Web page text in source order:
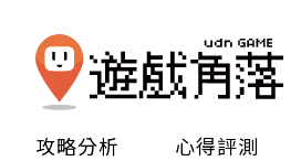
攻略分析 心得評測